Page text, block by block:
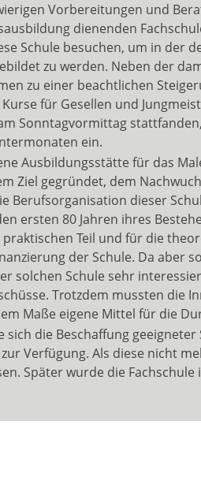
Vorbereitungen und
dienenden
Schule besuchen, um in der
zu werden. Neben der
zu einer beachtlichen
für Gesellen und
Sonntagvormittag
ein.
Ausbildungsstätte für das
Ziel gegründet, dem
Berufsorganisation dieser
ersten 80 Jahren ihres
Teil und für die
der Schule. Da aber
solchen Schule sehr
Trotzdem mussten die
Maße eigene Mittel für die
sich die Beschaffung
Verfügung. Als diese nicht
Später wurde die